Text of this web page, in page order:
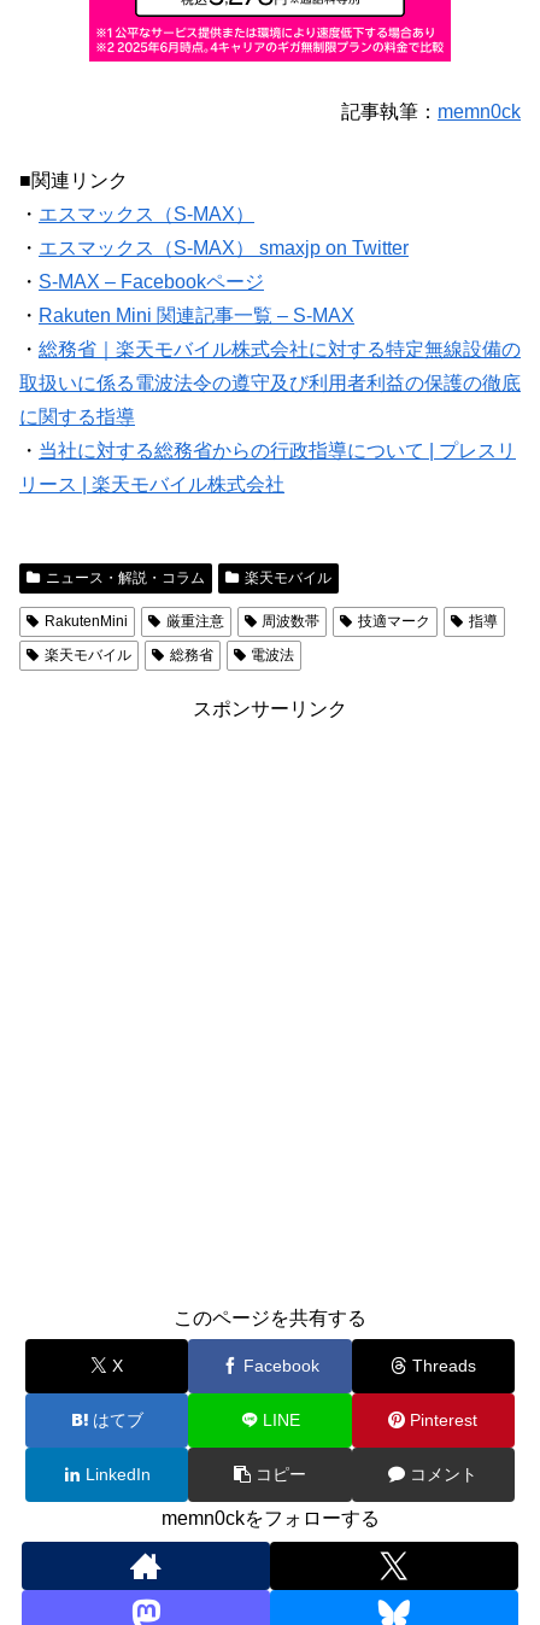
記事執筆： memn0ck
■関連リンク
・ エスマックス（S-MAX）
・ エスマックス（S-MAX） smaxjp on Twitter
・ S-MAX – Facebookページ
・ Rakuten Mini 関連記事一覧 – S-MAX
・ 総務省｜楽天モバイル株式会社に対する特定無線設備の
取扱いに係る電波法令の遵守及び利用者利益の保護の徹底
に関する指導
・ 当社に対する総務省からの行政指導について | プレスリ
リース | 楽天モバイル株式会社
ニュース・解説・コラム 楽天モバイル
RakutenMini 厳重注意 周波数帯 技適マーク
指導
楽天モバイル
総務省 電波法
スポンサーリンク
このページを共有する
X Facebook Threads
はてブ LINE Pinterest
LinkedIn コピー コメント
memn0ckをフォローする